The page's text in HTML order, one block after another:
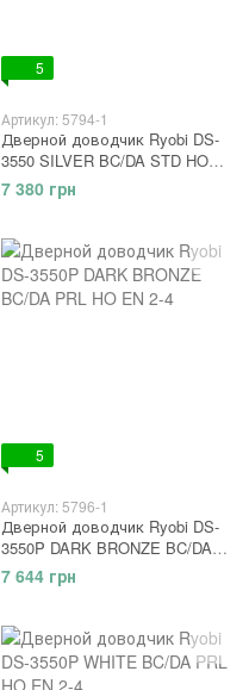
5
Артикул: 5794-1
Дверной доводчик Ryobi DS-
3550 SILVER BC/DA STD HO
EN 2-5
7 380 грн
5
Артикул: 5796-1
Дверной доводчик Ryobi DS-
3550P DARK BRONZE BC/DA
PRL HO EN 2-4
7 644 грн